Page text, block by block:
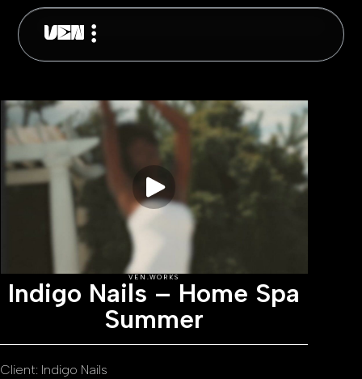
VEN.WORKS
Indigo Nails – Home Spa
Summer
Client: Indigo Nails